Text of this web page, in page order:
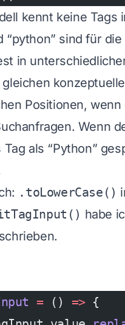
kennt keine Tags
“python” sind für
in
Positionen,
Wenn
als “Python”
.toLowerCase()
habe
= () => {